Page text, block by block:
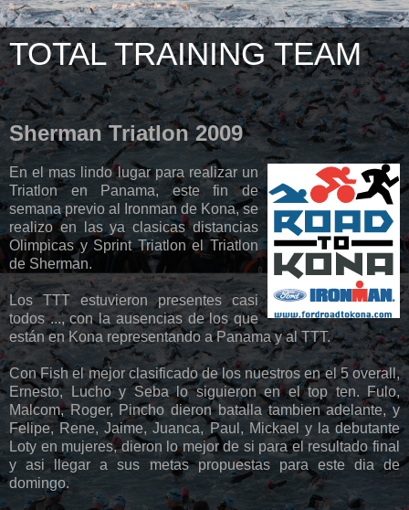
TOTAL TRAINING TEAM
Sherman Triatlon 2009
En el mas lindo lugar para realizar un
Triatlon en Panama, este fin de
semana previo al Ironman de Kona, se
realizo en las ya clasicas distancias
Olimpicas y Sprint Triatlon el Triatlon
de Sherman.
Los TTT estuvieron presentes casi
todos ..., con la ausencias de los que
están en Kona representando a Panama y al TTT.
Con Fish el mejor clasificado de los nuestros en el 5 overall,
Ernesto, Lucho y Seba lo siguieron en el top ten. Fulo,
Malcom, Roger, Pincho dieron batalla tambien adelante, y
Felipe, Rene, Jaime, Juanca, Paul, Mickael y la debutante
Loty en mujeres, dieron lo mejor de si para el resultado final
y asi llegar a sus metas propuestas para este dia de
domingo.